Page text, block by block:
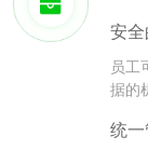
安
员工
据的
统